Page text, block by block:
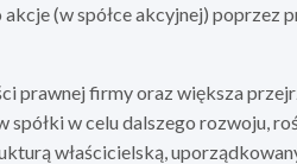
(w spółce akcyjnej) poprzez
prawnej firmy oraz większa
spółki w celu dalszego rozwoju,
właścicielską,